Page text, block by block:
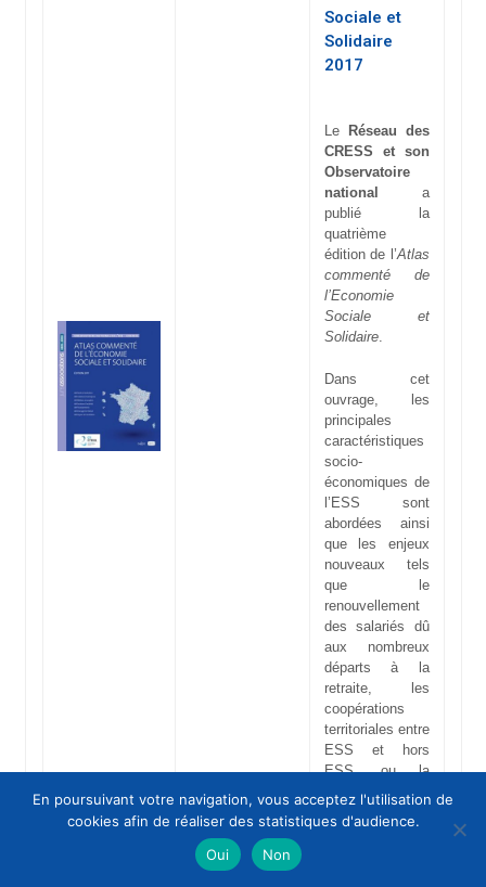
Sociale et
Solidaire
2017
Le
Réseau des
CRESS et son
Observatoire
national
a
publié la
quatrième
édition de l’Atlas
commenté de
l’Economie
Sociale et
Solidaire.
Dans cet
ouvrage, les
principales
caractéristiques
socio-
économiques de
l’ESS sont
abordées ainsi
que les enjeux
nouveaux tels
que le
renouvellement
des salariés dû
aux nombreux
départs à la
retraite, les
coopérations
territoriales entre
ESS et hors
ESS, ou la
transition
énergétique et
écologique.
En poursuivant votre navigation, vous acceptez l'utilisation de
cookies afin de réaliser des statistiques d'audience.
Oui
Non